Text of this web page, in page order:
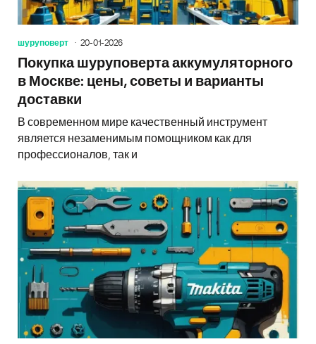
шуруповерт 20-01-2026
Покупка шуруповерта аккумуляторного
в Москве: цены, советы и варианты
доставки
В современном мире качественный инструмент
является незаменимым помощником как для
профессионалов, так и